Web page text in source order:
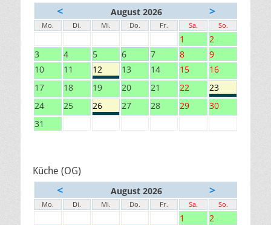
< August 2026 >
Mo. Di. Mi. Do. Fr. Sa. So.
1
2
3
4 5 6 7 8
9
10
11 12 13 14 15
16
17
18 19 20 21 22
23
24
25 26 27 28 29
30
31
Küche (OG)
< August 2026 >
Mo. Di. Mi. Do. Fr. Sa. So.
1
2